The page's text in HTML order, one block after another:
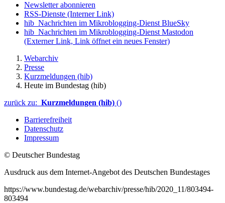
Newsletter abonnieren
RSS-Dienste (Interner Link)
hib_Nachrichten im Mikroblogging-Dienst BlueSky
hib_Nachrichten im Mikroblogging-Dienst Mastodon
(Externer Link, Link öffnet ein neues Fenster)
Webarchiv
Presse
Kurzmeldungen (hib)
Heute im Bundestag (hib)
zurück zu: Kurzmeldungen (hib) ()
Barrierefreiheit
Datenschutz
Impressum
© Deutscher Bundestag
Ausdruck aus dem Internet-Angebot des Deutschen Bundestages
https://www.bundestag.de/webarchiv/presse/hib/2020_11/803494-
803494